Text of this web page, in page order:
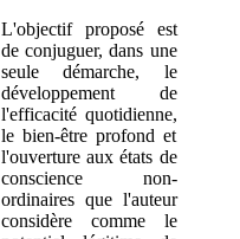
L'objectif proposé est
de conjuguer, dans une
seule démarche, le
développement de
l'efficacité quotidienne,
le bien-être profond et
l'ouverture aux états de
conscience non-
ordinaires que l'auteur
considère comme le